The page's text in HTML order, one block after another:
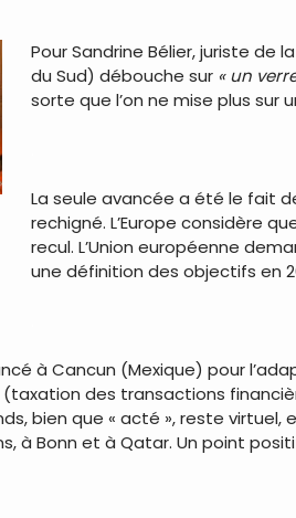
Pour Sandrine Bélier, juriste de
du Sud) débouche sur « un
sorte que l’on ne mise plus sur
La seule avancée a été le fait
rechigné. L’Europe considère
recul. L’Union européenne
une définition des objectifs en
à Cancun (Mexique) pour
(taxation des transactions
bien que « acté », reste
à Bonn et à Qatar. Un point